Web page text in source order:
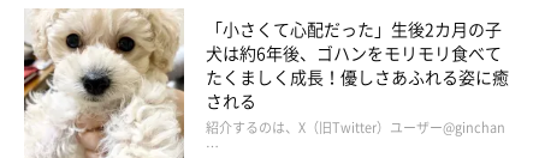
@PONA_15
飼い主さん曰く、保護されたころのくぅちゃんは「犬がめっぽう
嫌い」だったのだそう。
「小さくて心配だった」生後2カ月の子
犬は約6年後、ゴハンをモリモリ食べて
たくましく成長！優しさあふれる姿に癒
される
紹介するのは、X（旧Twitter）ユーザー@ginchan
…